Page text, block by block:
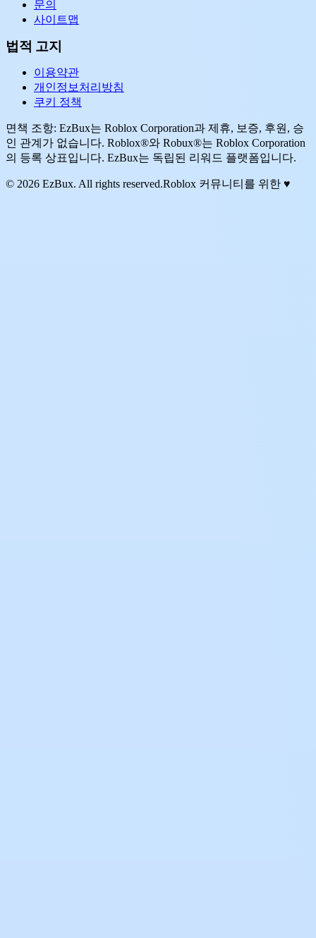
문의
사이트맵
법적 고지
이용약관
개인정보처리방침
쿠키 정책
면책 조항: EzBux는 Roblox Corporation과 제휴, 보증, 후원, 승
인 관계가 없습니다. Roblox®와 Robux®는 Roblox Corporation
의 등록 상표입니다. EzBux는 독립된 리워드 플랫폼입니다.
© 2026 EzBux. All rights reserved.Roblox 커뮤니티를 위한 ♥